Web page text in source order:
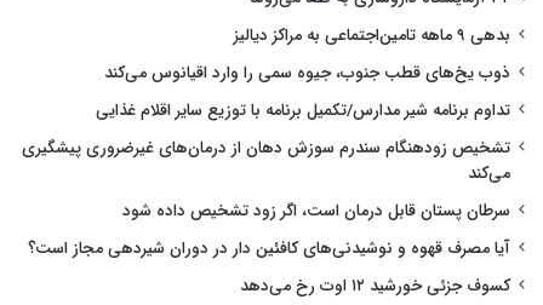
بدهی ۹ ماهه تامین‌اجتماعی به مراکز دیالیز
ذوب یخ‌های قطب جنوب، جیوه سمی را وارد اقیانوس می‌کند
تداوم برنامه شیر مدارس/تکمیل برنامه با توزیع سایر اقلام غذایی
تشخیص زودهنگام سندرم سوزش دهان از درمان‌های غیرضروری پیشگیری
می‌کند
سرطان پستان قابل درمان است، اگر زود تشخیص داده شود
آیا مصرف قهوه و نوشیدنی‌های کافئین دار در دوران شیردهی مجاز است؟
کسوف جزئی خورشید ۱۲ اوت رخ می‌دهد